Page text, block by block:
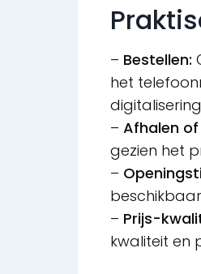
– Bestellen:
het
– Afhalen
gezien het
–
– Prijs-
kwaliteit en